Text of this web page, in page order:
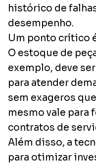
histórico de
desempenho.
Um ponto crítico
O estoque de
exemplo, deve
para atender
sem exageros
mesmo vale para
contratos de
Além disso, a
para otimizar